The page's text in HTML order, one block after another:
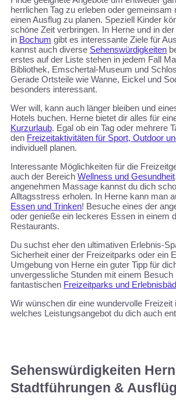
herrlichen Tag zu erleben oder gemeinsam
einen Ausflug zu planen. Speziell Kinder
schöne Zeit verbringen. In Herne und in
in Bochum gibt es interessante Ziele für
kannst auch diverse Sehenswürdigkeiten
erstes auf der Liste stehen in jedem Fall
Bibliothek, Emschertal-Museum und
Gerade Ortsteile wie Wanne, Eickel und
besonders interessant.
Wer will, kann auch länger bleiben und
Hotels buchen. Herne bietet dir alles für
Kurzurlaub. Egal ob ein Tag oder mehrere
den Freizeitaktivitäten für Sport, Outdoor
individuell planen.
Interessante Möglichkeiten für die
auch der Bereich Wellness und Gesundheit
angenehmen Massage kannst du dich
Alltagsstress erholen. In Herne kann man
Essen und Trinken! Besuche eines der
oder genieße ein leckeres Essen in einem
Restaurants.
Du suchst eher den ultimativen Erlebnis-
Sicherheit einer der Freizeitparks oder ein
Umgebung von Herne ein guter Tipp für
unvergessliche Stunden mit einem Besuch
fantastischen Freizeitparks und
Wir wünschen dir eine wundervolle Freizeit
welches Leistungsangebot du dich auch
Sehenswürdigkeiten
Stadtführungen &